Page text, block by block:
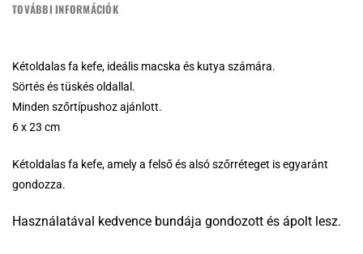
TOVÁBBI INFORMÁCIÓK
Kétoldalas fa kefe, ideális macska és kutya számára.
Sörtés és tüskés oldallal.
Minden szőrtípushoz ajánlott.
6 x 23 cm
Kétoldalas fa kefe, amely a felső és alsó szőrréteget is egyaránt
gondozza.
Használatával kedvence bundája gondozott és ápolt lesz.